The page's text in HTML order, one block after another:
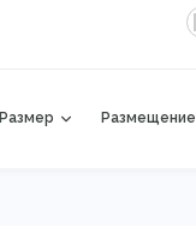
Размер Размещение